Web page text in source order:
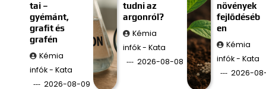
tai –
gyémánt,
grafit és
grafén
Kémia
infók - Kata
2026-08-09
tudni az
argonról?
Kémia
infók - Kata
2026-08-08
növények
fejlődéséb
en
Kémia
infók - Kata
2026-